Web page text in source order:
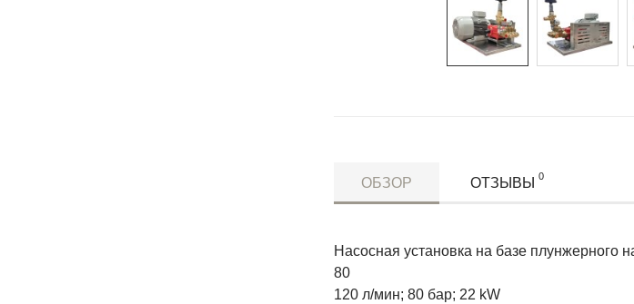
ОБЗОР ОТЗЫВЫ 0
Насосная установка на базе плунжерного
80
120 л/мин; 80 бар; 22 kW